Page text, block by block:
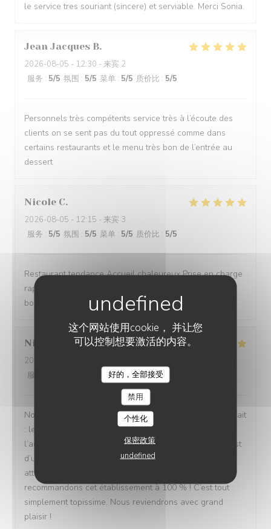
这个网站使用cookie， 并让您
可以控制想要激活的内容。
好的，全部接受
禁用
个性化
保密政策
undefined
le service tres souriant (sincere) et serviable. Merci Sonia.
Jean Jacques B
2026-08-05 - 12:30 - 来宾 2
服务 : 5/5 氛围 : 5/5 菜单 : 5/5 质价比 : 5/5
Personnels très compétents service très à l’écoute des
clients on se sent pas du tout oppressé comme dans
certains restaurants et le menu très bon de l’entrée au
dessert
Nicole C
2026-08-05 - 12:15 - 来宾 3
服务 : 5/5 氛围 : 5/5 菜单 : 5/5 质价比 : 5/5
Restaurant tendance Accueil chaleureux Prise en charge
rapide Bon rapport qualité/prix Assiettes copieuses et
bons produits
Nicolas
2026-08-04
服务
菜单:5 /5 质价比:
Nous avons passé un excellent moment ! Tout était parfait
: les repas étaient délicieux, le service irréprochable, et
l’accueil d’une chaleur exceptionnelle. Toute l’équipe est
d’une grande gentillesse, avec de nombreuses petites
attentions qui font vraiment la différence. Nous
recommandons cet établissement à 100 % ! C’est tout
simplement topissime. Nous reviendrons avec grand
plaisir !